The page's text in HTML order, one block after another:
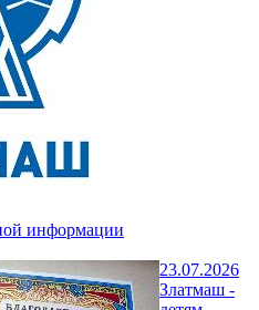
информации
23.07.2026
Златмаш -